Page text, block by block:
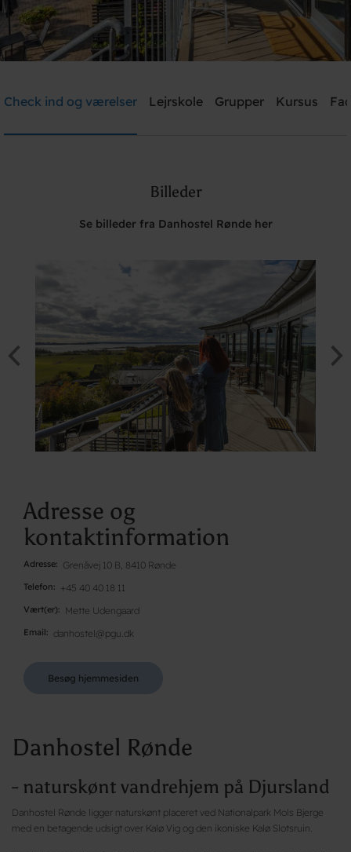
Brug for hjælp? Ring+45 40 40 18 11
Check ind og værelser Lejrskole Grupper Kursus
Billeder
Se billeder fra Danhostel Rønde her
Adresse og
kontaktinformation
Adresse Grenåvej 10 B, 8410 Rønde
Telefon +45 40 40 18 11
Vært(er) Mette Udengaard
Email danhostel@pgu.dk
Besøg hjemmesiden
Danhostel Rønde
- naturskønt vandrehjem på Djursland
Danhostel Rønde ligger naturskønt placeret ved Nationalpark Mols Bjerge
med en betagende udsigt over Kalø Vig og den ikoniske Kalø Slotsruin.